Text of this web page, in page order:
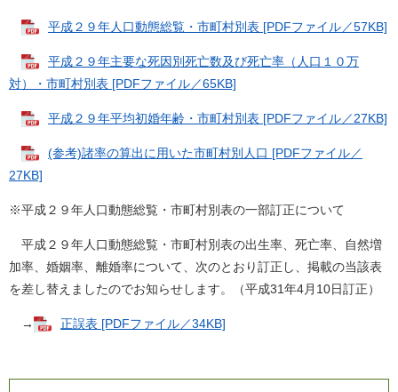
平成２９年人口動態総覧・市町村別表 [PDFファイル／57KB]
平成２９年主要な死因別死亡数及び死亡率（人口１０万
対）・市町村別表 [PDFファイル／65KB]
平成２９年平均初婚年齢・市町村別表 [PDFファイル／27KB]
(参考)諸率の算出に用いた市町村別人口 [PDFファイル／
27KB]
※平成２９年人口動態総覧・市町村別表の一部訂正について
平成２９年人口動態総覧・市町村別表の出生率、死亡率、自然増
加率、婚姻率、離婚率について、次のとおり訂正し、掲載の当該表
を差し替えましたのでお知らせします。（平成31年4月10日訂正）
→ 正誤表 [PDFファイル／34KB]